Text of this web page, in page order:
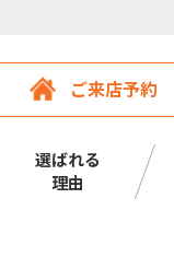
ご来店予約
選ばれる
理由